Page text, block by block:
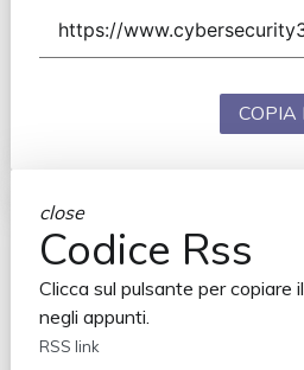
COPIA
close
Codice Rss
Clicca sul pulsante per copiare
negli appunti.
RSS link